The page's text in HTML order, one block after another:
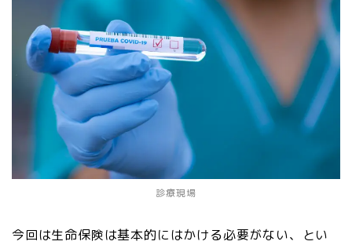
診療現場
今回は生命保険は基本的にはかける必要がない、とい